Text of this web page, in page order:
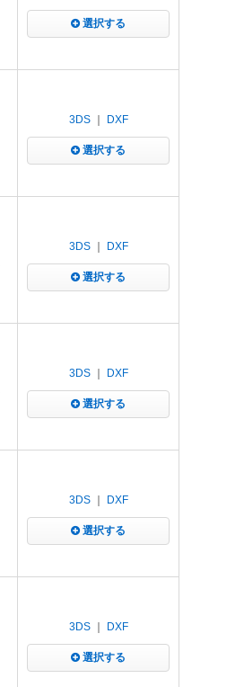
選択する
3DS｜ DXF
選択する
3DS｜ DXF
選択する
3DS｜ DXF
選択する
3DS｜ DXF
選択する
3DS｜ DXF
選択する